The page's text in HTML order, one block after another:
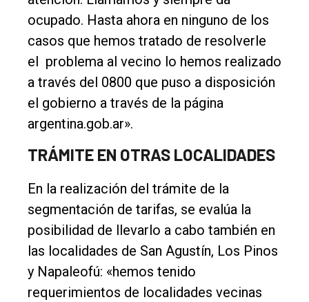
ocupado. Hasta ahora en ninguno de los
casos que hemos tratado de resolverle
el problema al vecino lo hemos realizado
a través del 0800 que puso a disposición
el gobierno a través de la página
argentina.gob.ar».
TRÁMITE EN OTRAS LOCALIDADES
En la realización del trámite de la
segmentación de tarifas, se evalúa la
posibilidad de llevarlo a cabo también en
las localidades de San Agustín, Los Pinos
y Napaleofú: «hemos tenido
requerimientos de localidades vecinas